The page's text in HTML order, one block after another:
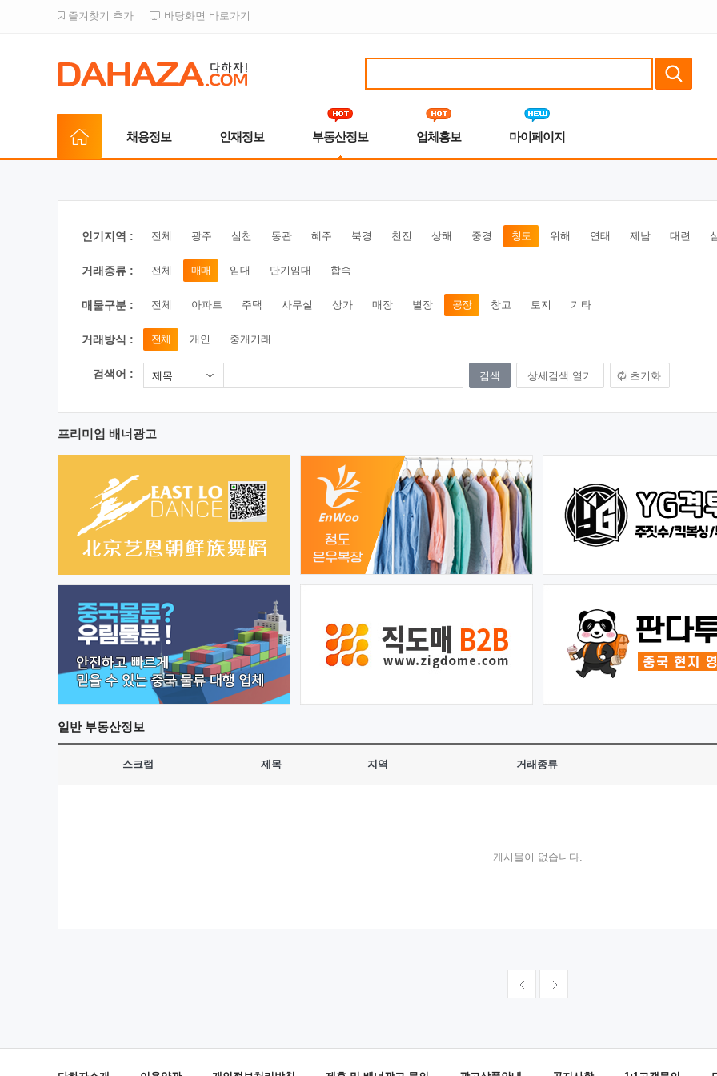
즐겨찾기 추가 바탕화면 바로가기
채용정보 인재정보 부동산정보 업체홍보 마이페이지
인기지역 : 전체 광주 심천 동관 혜주 북경 천진 상해 중경 청도 위해 연태 제남 대련
거래종류 : 전체 매매 임대 단기임대 합숙
매물구분 : 전체 아파트 주택 사무실 상가 매장 별장 공장 창고 토지 기타
거래방식 : 전체 개인 중개거래
검색어 : 제목 상세검색 열기 초기화
프리미엄 배너광고
일반부동산정보
스크랩 제목 지역 거래종류
게시물이 없습니다.